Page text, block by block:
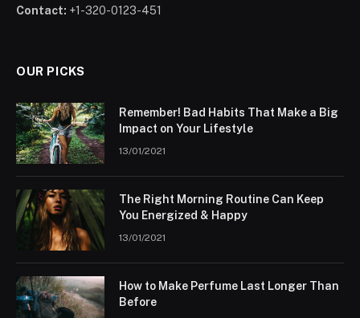
Contact: +1-320-0123-451
OUR PICKS
Remember! Bad Habits That Make a Big
Impact on Your Lifestyle
13/01/2021
The Right Morning Routine Can Keep
You Energized & Happy
13/01/2021
How to Make Perfume Last Longer Than
Before